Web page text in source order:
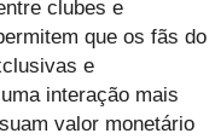
clubes e
que os fãs do
e
interação mais
valor monetário